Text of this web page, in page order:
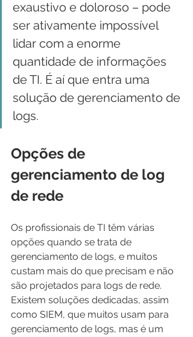
exaustivo e doloroso – pode
ser ativamente impossível
lidar com a enorme
quantidade de informações
de TI. É aí que entra uma
solução de gerenciamento de
logs.
Opções de
gerenciamento de log
de rede
Os profissionais de TI têm várias
opções quando se trata de
gerenciamento de logs, e muitos
custam mais do que precisam e não
são projetados para logs de rede.
Existem soluções dedicadas, assim
como SIEM, que muitos usam para
gerenciamento de logs, mas é um